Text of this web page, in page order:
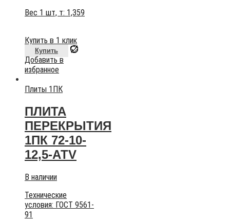
Вес 1 шт, т: 1,359
Купить в 1 клик
Купить
Добавить в
избранное
Плиты 1ПК
ПЛИТА
ПЕРЕКРЫТИЯ
1ПК 72-10-
12,5-АТV
В наличии
Технические
условия: ГОСТ 9561-
91